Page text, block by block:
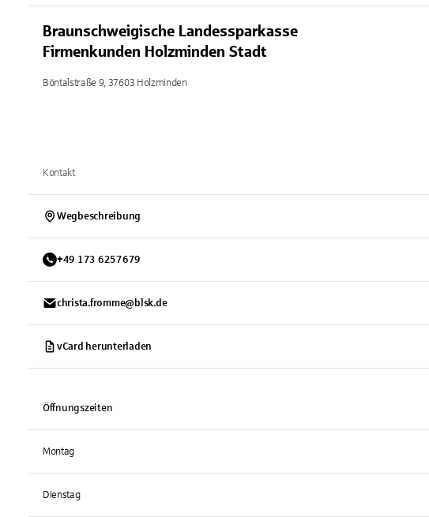
Braunschweigische Landessparkasse
Firmenkunden Holzminden Stadt
Böntalstraße 9, 37603 Holzminden
Kontakt
Wegbeschreibung
+49 173 6257679
christa.fromme@blsk.de
vCard herunterladen
Öffnungszeiten
Montag
Dienstag